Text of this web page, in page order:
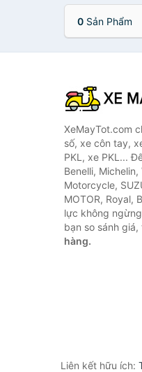
0 Sản Phẩm
XeMayTot.com
số, xe côn tay,
PKL, xe PKL...
Benelli, Michelin,
Motorcycle,
MOTOR, Royal,
lực không
bạn so sánh
hàng.
Liên kết hữu ích: